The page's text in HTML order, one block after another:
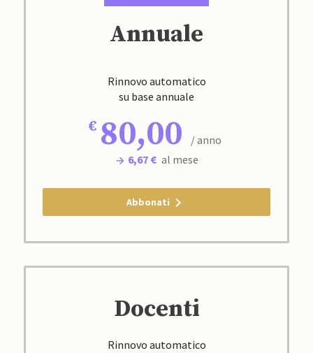
Annuale
Rinnovo automatico
su base annuale
80,00
/ anno
6,67 € al mese
Abbonati
Docenti
Rinnovo automatico